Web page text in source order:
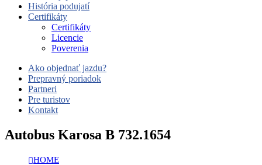
História podujatí
Certifikáty
Certifikáty
Licencie
Poverenia
Ako objednať jazdu?
Prepravný poriadok
Partneri
Pre turistov
Kontakt
Autobus Karosa B 732.1654
HOME